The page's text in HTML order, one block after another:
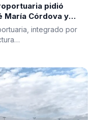
pidió
María Córdova y
la infraestructura
integrado por